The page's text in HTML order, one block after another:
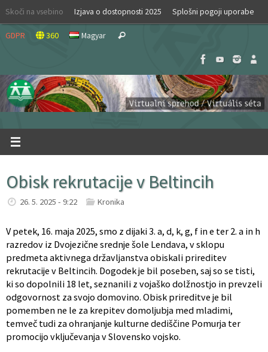
Skip
content
Skoči na vsebino Izjava o dostopnosti 2025 Splošni pogoji uporabe
GDPR 360 Magyar Search
Obisk rekrutacije v Beltincih
26. 5. 2025 - 9:22 Kronika
V petek, 16. maja 2025, smo z dijaki 3. a, d, k, g, f in e ter 2. a in h
razredov iz Dvojezične srednje šole Lendava, v sklopu
predmeta aktivnega državljanstva obiskali prireditev
rekrutacije v Beltincih. Dogodek je bil poseben, saj so se tisti,
ki so dopolnili 18 let, seznanili z vojaško dolžnostjo in prevzeli
odgovornost za svojo domovino. Obisk prireditve je bil
pomemben ne le za krepitev domoljubja med mladimi,
temveč tudi za ohranjanje kulturne dediščine Pomurja ter
promocijo vključevanja v Slovensko vojsko.